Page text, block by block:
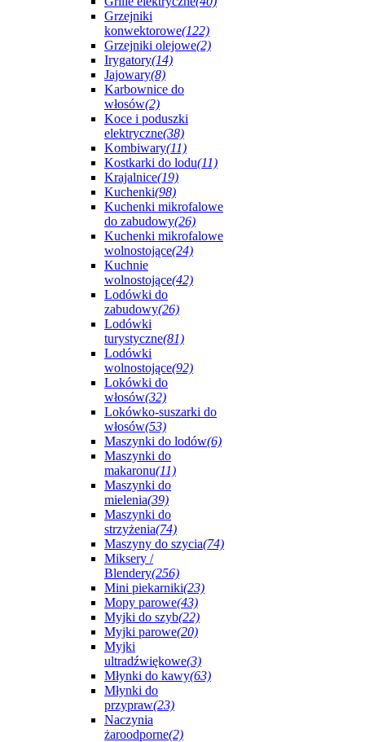
Grzejniki
konwektorowe(122)
Grzejniki olejowe(2)
Irygatory(14)
Jajowary(8)
Karbownice do
włosów(2)
Koce i poduszki
elektryczne(38)
Kombiwary(11)
Kostkarki do lodu(11)
Krajalnice(19)
Kuchenki(98)
Kuchenki mikrofalowe
do zabudowy(26)
Kuchenki mikrofalowe
wolnostojące(24)
Kuchnie
wolnostojące(42)
Lodówki do
zabudowy(26)
Lodówki
turystyczne(81)
Lodówki
wolnostojące(92)
Lokówki do
włosów(32)
Lokówko-suszarki do
włosów(53)
Maszynki do lodów(6)
Maszynki do
makaronu(11)
Maszynki do
mielenia(39)
Maszynki do
strzyżenia(74)
Maszyny do szycia(74)
Miksery /
Blendery(256)
Mini piekarniki(23)
Mopy parowe(43)
Myjki do szyb(22)
Myjki parowe(20)
Myjki
ultradźwiękowe(3)
Młynki do kawy(63)
Młynki do
przypraw(23)
Naczynia
żaroodporne(2)